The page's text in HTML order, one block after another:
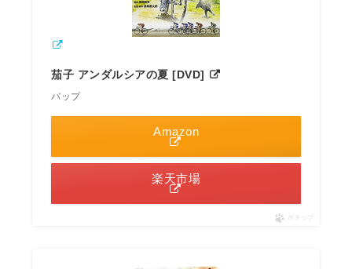
茄子 アンダルシアの夏 [DVD]
バップ
Amazon
楽天市場
ポチップ